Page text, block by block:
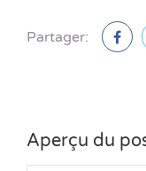
Partager:
Aperçu du